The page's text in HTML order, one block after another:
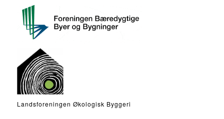
Landsforeningen Økologisk Byggeri